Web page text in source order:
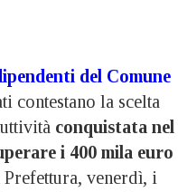
del Comune
contestano la scelta
conquistata nel
i 400 mila euro
Prefettura, venerdì, i